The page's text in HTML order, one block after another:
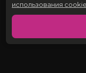
использования